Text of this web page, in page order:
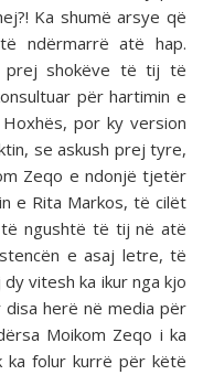
Ka shumë arsye që
ndërmarrë atë hap.
prej shokëve të tij të
për hartimin e
por ky version
se askush prej tyre,
Zeqo e ndonjë tjetër
e Rita Markos, të cilët
ngushtë të tij në atë
e asaj letre, të
vitesh ka ikur nga kjo
disa herë në media për
Moikom Zeqo i ka
ka folur kurrë për këtë